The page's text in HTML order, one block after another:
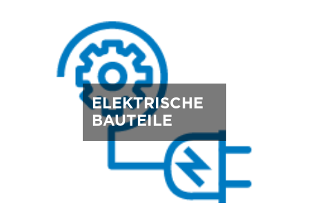
ELEKTRISCHE
BAUTEILE